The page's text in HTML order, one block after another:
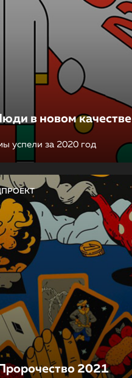
в новом качестве
успели за 2020 год
2021